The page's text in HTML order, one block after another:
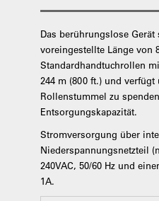
Das berührungslose
voreingestellte Länge von
Standardhandtuchrollen
244 m (800 ft.) und
Rollenstummel zu
Entsorgungskapazität.
Stromversorgung über
Niederspannungsnetzteil
240VAC, 50/60 Hz und
1A.